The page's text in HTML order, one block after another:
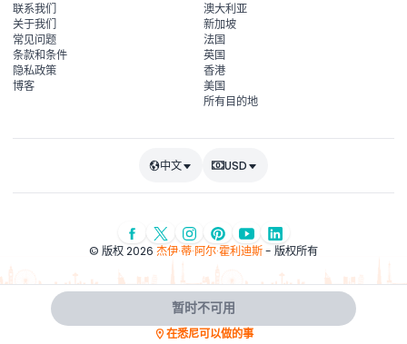
暂时不可用
在悉尼可以做的事
联系我们
关于我们
常见问题
条款和条件
隐私政策
博客
澳大利亚
新加坡
法国
英国
香港
美国
所有目的地
中文 USD
© 版权 2026 杰伊·蒂·阿尔·霍利迪斯- 版权所有